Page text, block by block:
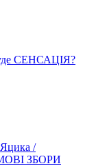
СЕНСАЦІЯ?
Яцика /
ЗБОРИ